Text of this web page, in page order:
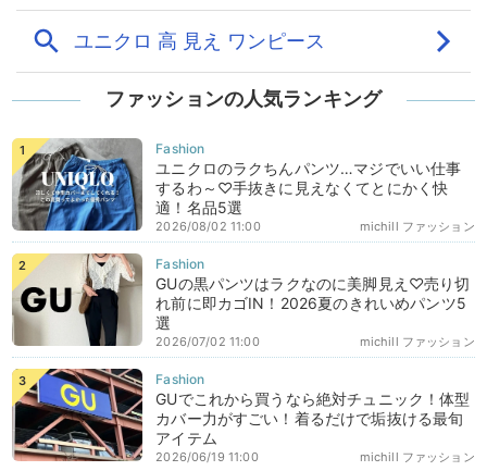
ファッションの人気ランキング
ユニクロのラクちんパンツ…マジでいい仕事
するわ～♡手抜きに見えなくてとにかく快
適！名品5選
michill ファッション
2026/08/02 11:00
GUの黒パンツはラクなのに美脚見え♡売り切
れ前に即カゴIN！2026夏のきれいめパンツ5
選
michill ファッション
2026/07/02 11:00
GUでこれから買うなら絶対チュニック！体型
カバー力がすごい！着るだけで垢抜ける最旬
アイテム
michill ファッション
2026/06/19 11:00